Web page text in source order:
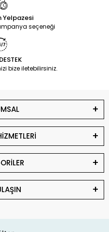
Yelpazesi
seçeneği
bize iletebilirsiniz.